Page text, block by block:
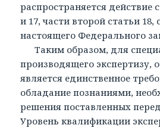
распространяется действие
и 17, части второй статьи 18,
настоящего Федерального
Таким образом, для
производящего экспертизу,
является единственное
обладание познаниями,
решения поставленных
Уровень квалификации